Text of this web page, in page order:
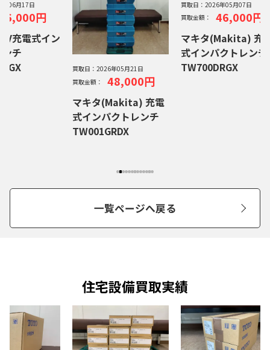
年06月17日
円
充電式イン
チ
買取日： 2026年05月21日
買取金額：
48,000円
マキタ(Makita) 充電
式インパクトレンチ
TW001GRDX
買取日： 2026年05月07日
買取金額：
46,000円
マキタ(Makita) 充
式インパクトレンチ
TW700DRGX
一覧ページへ戻る
住宅設備買取実績